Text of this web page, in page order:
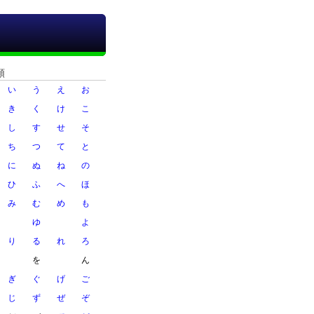
い う え
お
き く け
こ
し す せ
そ
ち つ て
と
に ぬ ね
の
ひ ふ へ
ほ
み む め
も
ゆ
よ
り る れ
ろ
を
ん
ぎ ぐ げ
ご
じ ず ぜ
ぞ